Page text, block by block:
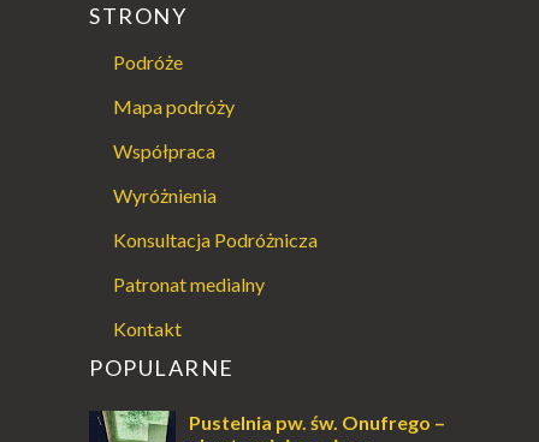
STRONY
Podróże
Mapa podróży
Współpraca
Wyróżnienia
Konsultacja Podróżnicza
Patronat medialny
Kontakt
POPULARNE
Pustelnia pw. św. Onufrego –